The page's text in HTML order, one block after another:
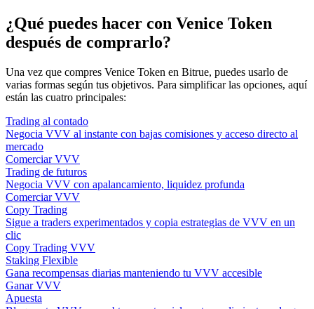
¿Qué puedes hacer con Venice Token
después de comprarlo?
Una vez que compres Venice Token en Bitrue, puedes usarlo de
varias formas según tus objetivos. Para simplificar las opciones, aquí
están las cuatro principales:
Trading al contado
Negocia VVV al instante con bajas comisiones y acceso directo al
mercado
Comerciar VVV
Trading de futuros
Negocia VVV con apalancamiento, liquidez profunda
Comerciar VVV
Copy Trading
Sigue a traders experimentados y copia estrategias de VVV en un
clic
Copy Trading VVV
Staking Flexible
Gana recompensas diarias manteniendo tu VVV accesible
Ganar VVV
Apuesta